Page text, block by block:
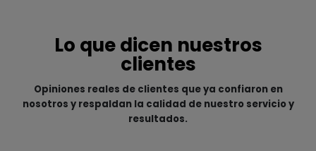
Lo que dicen nuestros
clientes
Opiniones reales de clientes que ya confiaron en
nosotros y respaldan la calidad de nuestro servicio y
resultados.